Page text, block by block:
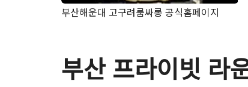
부산해운대 고구려룸싸롱 공식홈페이지
부산 프라이빗 라